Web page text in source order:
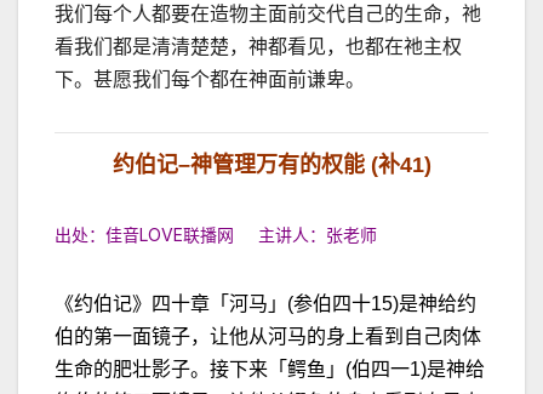
我们每个人都要在造物主面前交代自己的生命，祂
看我们都是清清楚楚，神都看见，也都在祂主权
下。甚愿我们每个都在神面前谦卑。
约伯记–神管理万有的权能(补41)
出处：佳音LOVE联播网 主讲人：张老师
《约伯记》四十章「河马」(参伯四十15)是神给约
伯的第一面镜子，让他从河马的身上看到自己肉体
生命的肥壮影子。接下来「鳄鱼」(伯四一1)是神给